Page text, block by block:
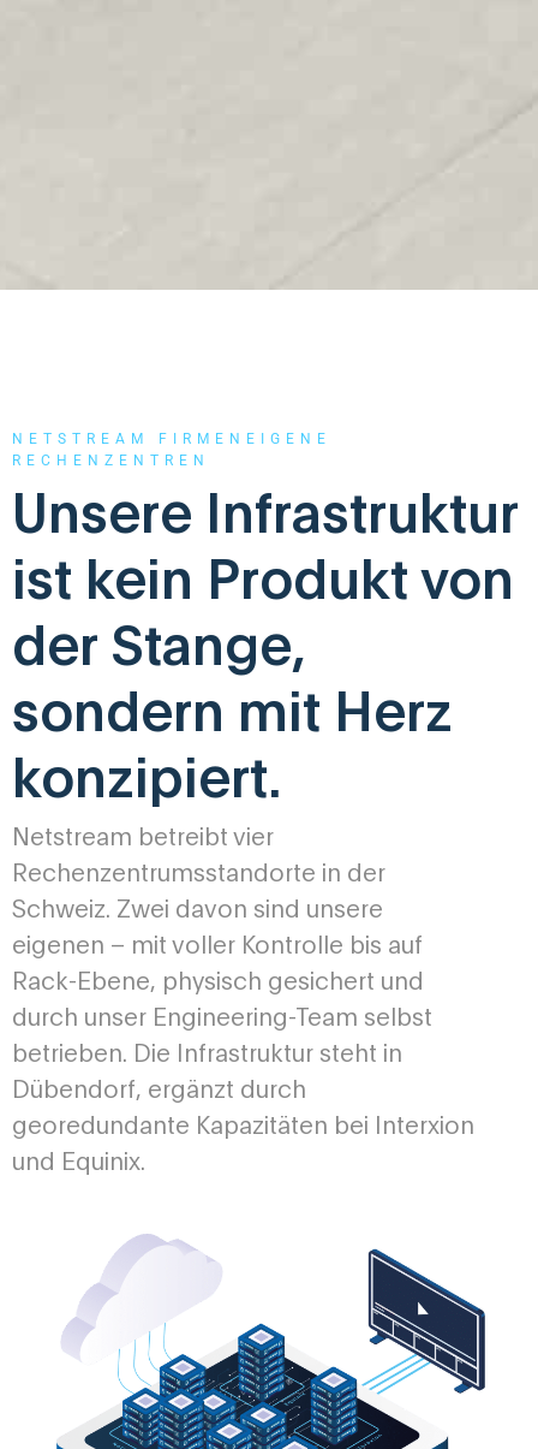
NETSTREAM FIRMENEIGENE
RECHENZENTREN
Unsere Infrastruktur
ist kein Produkt von
der Stange,
sondern mit Herz
konzipiert.
Netstream betreibt vier
Rechenzentrumsstandorte in der
Schweiz. Zwei davon sind unsere
eigenen – mit voller Kontrolle bis auf
Rack-Ebene, physisch gesichert und
durch unser Engineering-Team selbst
betrieben. Die Infrastruktur steht in
Dübendorf, ergänzt durch
georedundante Kapazitäten bei Interxion
und Equinix.